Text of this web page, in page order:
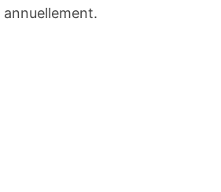
annuellement.